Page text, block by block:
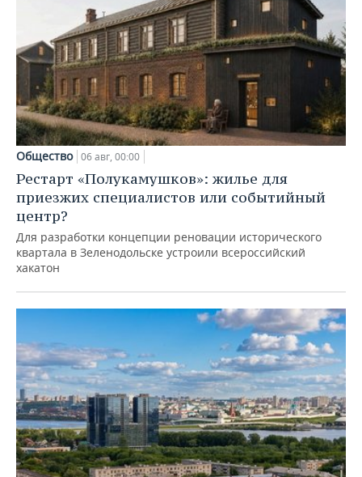
Общество 06 авг, 00:00
Рестарт «Полукамушков»: жилье для
приезжих специалистов или событийный
центр?
Для разработки концепции реновации исторического
квартала в Зеленодольске устроили всероссийский
хакатон